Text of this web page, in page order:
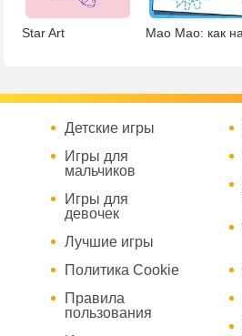
Star Art
Детские игры
Игры для
мальчиков
Игры для
девочек
Лучшие игры
Политика Cookie
Правила
пользования